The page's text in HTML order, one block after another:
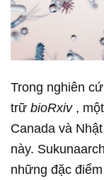
Trong nghiên
trữ bioRxiv ,
Canada và
này.
những đặc